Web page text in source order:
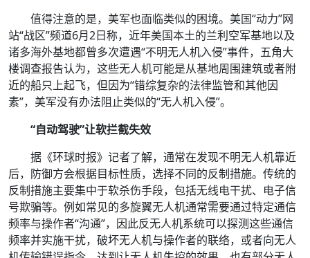
值得注意的是，美军也面临类似的困境。美国“动力”网
站“战区”频道6月2日称，近年美国本土的兰利空军基地以及
诸多海外基地都曾多次遭遇“不明无人机入侵”事件，五角大
楼调查报告认为，这些无人机可能是从基地周围建筑或者附
近的船只上起飞，但因为“错综复杂的法律监管和其他因
素”，美军没有办法阻止类似的“无人机入侵”。
“自动驾驶”让软拦截失效
据《环球时报》记者了解，通常在发现不明无人机靠近
后，防御方会根据目标性质，选择不同的反制措施。传统的
反制措施主要集中于软杀伤手段，包括无线电干扰、电子信
号欺骗等。例如常见的多旋翼无人机通常需要通过特定通信
频率与操作者“沟通”，因此反无人机系统可以探测这些通信
频率并实施干扰，破坏无人机与操作者的联络，或者向无人